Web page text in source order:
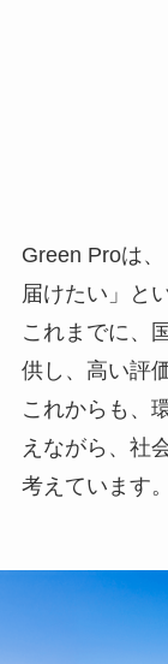
Green Proは
届けたい」と
これまでに、
供し、高い評
これからも、
えながら、社
考えています。